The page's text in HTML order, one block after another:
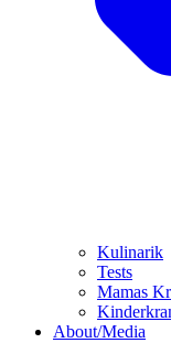
Kulinarik
Tests
Mamas
About/Media